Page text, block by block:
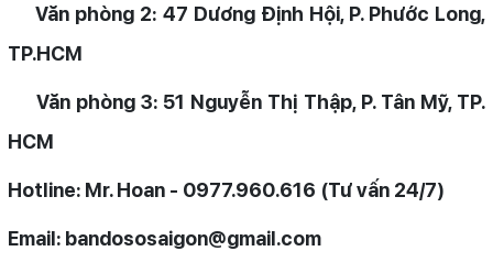
Văn phòng 2: 47 Dương Định Hội, P. Phước Long,
TP.HCM
Văn phòng 3: 51 Nguyễn Thị Thập, P. Tân Mỹ, TP.
HCM
Hotline: Mr. Hoan - 0977.960.616 (Tư vấn 24/7)
Email: bandososaigon@gmail.com